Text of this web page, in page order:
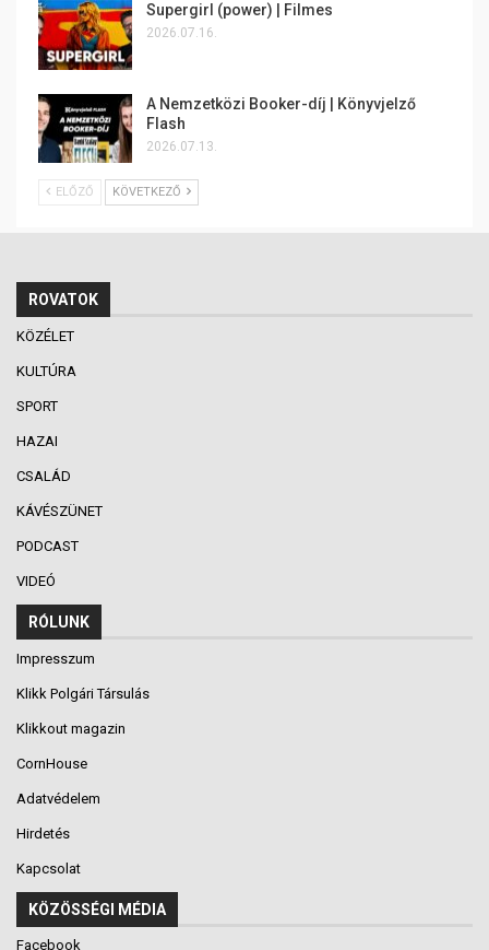
Supergirl (power) | Filmes
2026.07.16.
A Nemzetközi Booker-díj | Könyvjelző
Flash
2026.07.13.
ELŐZŐ KÖVETKEZŐ
ROVATOK
KÖZÉLET
KULTÚRA
SPORT
HAZAI
CSALÁD
KÁVÉSZÜNET
PODCAST
VIDEÓ
RÓLUNK
Impresszum
Klikk Polgári Társulás
Klikkout magazin
CornHouse
Adatvédelem
Hirdetés
Kapcsolat
KÖZÖSSÉGI MÉDIA
Facebook